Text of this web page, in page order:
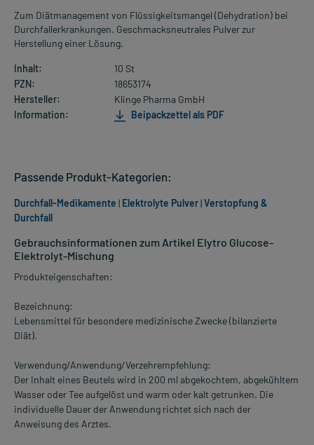
Zum Diätmanagement von Flüssigkeitsmangel (Dehydration) bei
Durchfallerkrankungen. Geschmacksneutrales Pulver zur
Herstellung einer Lösung.
Inhalt:
10 St
PZN:
18653174
Hersteller:
Klinge Pharma GmbH
Information:
Beipackzettel als PDF
Gebrauchsinformationen zum Artikel Elytro Glucose-
Elektrolyt-Mischung
Produkteigenschaften:
Bezeichnung:
Lebensmittel für besondere medizinische Zwecke (bilanzierte
Diät).
Verwendung/Anwendung/Verzehrempfehlung:
Der Inhalt eines Beutels wird in 200 ml abgekochtem, abgekühltem
Wasser oder Tee aufgelöst und warm oder kalt getrunken. Die
individuelle Dauer der Anwendung richtet sich nach der
Anweisung des Arztes.
Passende Produkt-Kategorien:
Durchfall-Medikamente | Elektrolyte Pulver|Verstopfung &
Durchfall